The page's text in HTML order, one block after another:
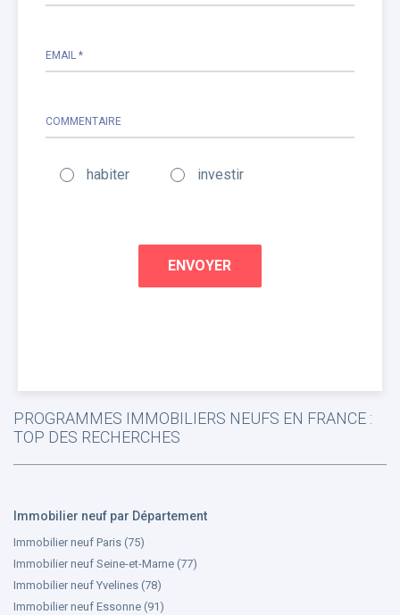
EMAIL *
COMMENTAIRE
habiter investir
PROGRAMMES IMMOBILIERS NEUFS EN FRANCE :
TOP DES RECHERCHES
Immobilier neuf par Département
Immobilier neuf Paris (75)
Immobilier neuf Seine-et-Marne (77)
Immobilier neuf Yvelines (78)
Immobilier neuf Essonne (91)